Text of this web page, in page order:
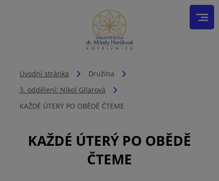
Úvodní stránka
Družina
3. oddělení: Nikol Gilarová
KAŽDÉ ÚTERÝ PO OBĚDĚ ČTEME
KAŽDÉ ÚTERÝ PO OBĚDĚ
ČTEME